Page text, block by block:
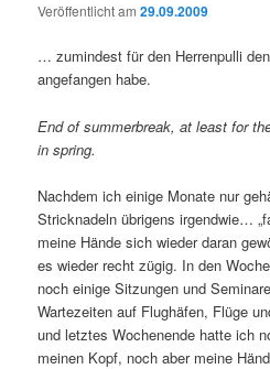
Veröffentlicht am29.09.2009
… zumindest für den Herrenpulli
angefangen habe.
End of summerbreak, at least for
in spring.
Nachdem ich einige Monate nur
Stricknadeln übrigens irgendwie…
meine Hände sich wieder daran
es wieder recht zügig. In den
noch einige Sitzungen und
Wartezeiten auf Flughäfen, Flüge
und letztes Wochenende hatte ich
meinen Kopf, noch aber meine